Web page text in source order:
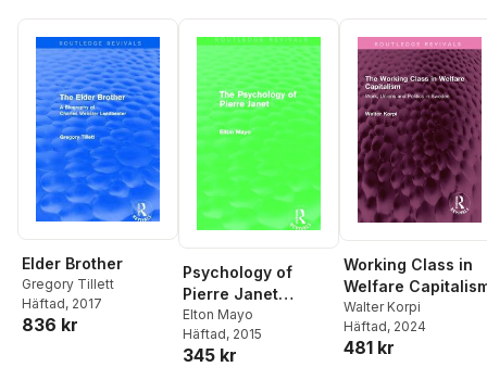
Elder Brother
Gregory Tillett
Häftad, 2017
836 kr
Psychology of
Pierre Janet
(Routledge
Revivals)
Elton Mayo
Häftad, 2015
345 kr
Working Class in
Welfare
Walter Korpi
Häftad, 2024
481 kr